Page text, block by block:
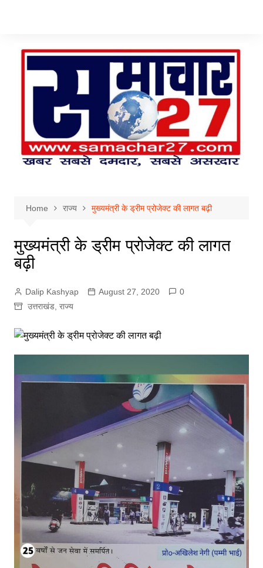
Home राज्य मुख्यमंत्री के ड्रीम प्रोजेक्ट की लागत बढ़ी
मुख्यमंत्री के ड्रीम प्रोजेक्ट की लागत
बढ़ी
Dalip Kashyap August 27, 2020
0
उत्तराखंड, राज्य